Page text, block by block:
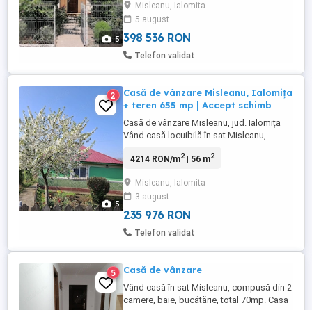
5
aferent 2300 mp. Casa este construita în
2016, din BCA, izolata termic, compusa
din 2 camere, hol, ...
Misleanu, Ialomita
5 august
398 536 RON
Telefon validat
5
2
Casă de vânzare Misleanu, Ialomița
+ teren 655 mp | Accept schimb
Casă de vânzare Misleanu, jud. Ialomița
Vând casă locuibilă în sat Misleanu,
investiție. Suprafață totală teren: 655 mp
este locuită în prezent Curte spațioasă
Zonă liniștită Posibilitate grădină extindere
...
4214 RON/m2| 56 m2
Misleanu, Ialomita
3 august
235 976 RON
Telefon validat
5 Casă de vânzare
Vând casă în sat Misleanu, compusă din 2
camere, baie, bucătărie, total 70mp. Casa